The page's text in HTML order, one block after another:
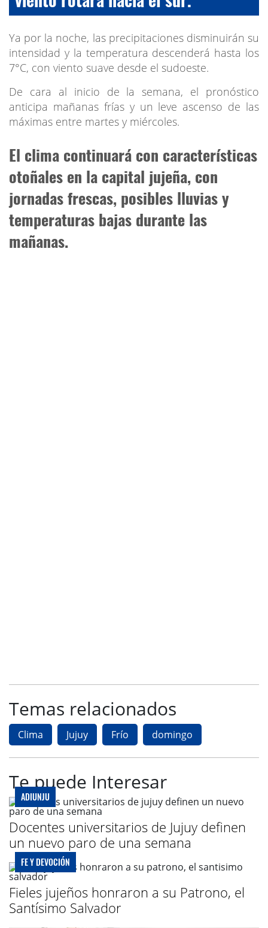
Ya por la noche, las precipitaciones disminuirán su
intensidad y la temperatura descenderá hasta los
7°C, con viento suave desde el sudoeste.
De cara al inicio de la semana, el pronóstico
anticipa mañanas frías y un leve ascenso de las
máximas entre martes y miércoles.
El clima continuará con características
otoñales en la capital jujeña, con
jornadas frescas, posibles lluvias y
temperaturas bajas durante las
mañanas.
Temas relacionados
Clima Jujuy Frío domingo
Te puede Interesar
ADIUNJU
Docentes universitarios de Jujuy definen
un nuevo paro de una semana
FE Y DEVOCIÓN
Fieles jujeños honraron a su Patrono, el
Santísimo Salvador